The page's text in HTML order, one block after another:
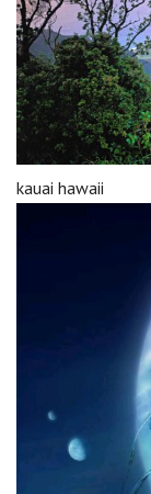
kauai hawaii